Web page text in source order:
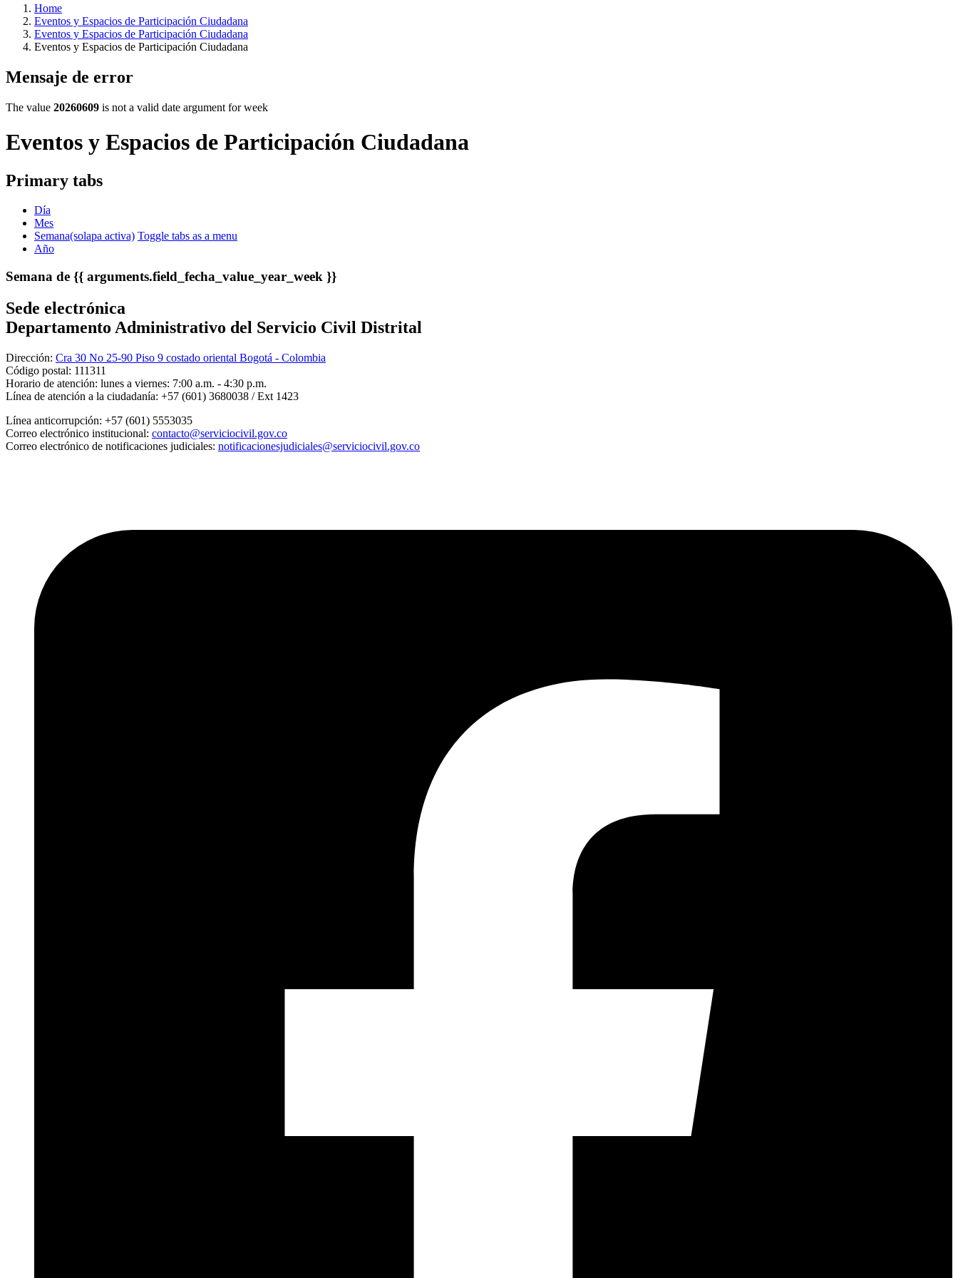
Home
Eventos y Espacios de Participación Ciudadana
Eventos y Espacios de Participación Ciudadana
Eventos y Espacios de Participación Ciudadana
Mensaje de error
The value 20260609 is not a valid date argument for week
Eventos y Espacios de Participación Ciudadana
Primary tabs
Día
Mes
Semana(solapa activa) Toggle tabs as a menu
Año
Semana de {{ arguments.field_fecha_value_year_week }}
Sede electrónica
Departamento Administrativo del Servicio Civil Distrital
Dirección: Cra 30 No 25-90 Piso 9 costado oriental Bogotá - Colombia
Código postal: 111311
Horario de atención: lunes a viernes: 7:00 a.m. - 4:30 p.m.
Línea de atención a la ciudadanía: +57 (601) 3680038 / Ext 1423
Línea anticorrupción: +57 (601) 5553035
Correo electrónico institucional: contacto@serviciocivil.gov.co
Correo electrónico de notificaciones judiciales: notificacionesjudiciales@serviciocivil.gov.co